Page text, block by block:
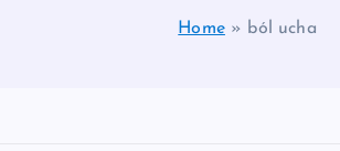
Home» ból ucha